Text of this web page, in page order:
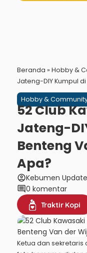
Beranda » Hobby &
Jateng-DIY Kumpul
Hobby &
52 Club
Jateng-
Benteng
Apa?
account_circleKebumen Update
comment0 komentar
Traktir Kopi
Ketua dan sekretaris